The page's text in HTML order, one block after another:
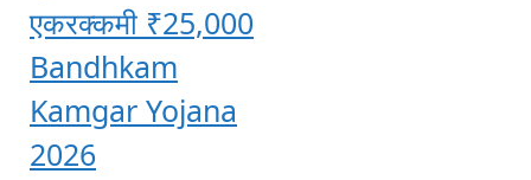
एकरक्कमी ₹25,000
Bandhkam
Kamgar Yojana
2026